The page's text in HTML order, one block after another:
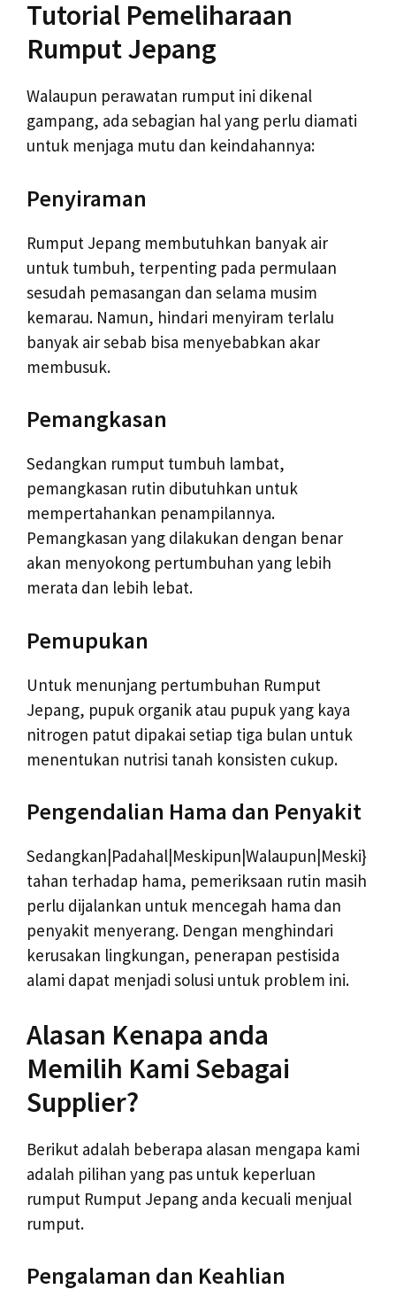
Tutorial Pemeliharaan
Rumput Jepang
Walaupun perawatan rumput ini dikenal
gampang, ada sebagian hal yang perlu diamati
untuk menjaga mutu dan keindahannya:
Penyiraman
Rumput Jepang membutuhkan banyak air
untuk tumbuh, terpenting pada permulaan
sesudah pemasangan dan selama musim
kemarau. Namun, hindari menyiram terlalu
banyak air sebab bisa menyebabkan akar
membusuk.
Pemangkasan
Sedangkan rumput tumbuh lambat,
pemangkasan rutin dibutuhkan untuk
mempertahankan penampilannya.
Pemangkasan yang dilakukan dengan benar
akan menyokong pertumbuhan yang lebih
merata dan lebih lebat.
Pemupukan
Untuk menunjang pertumbuhan Rumput
Jepang, pupuk organik atau pupuk yang kaya
nitrogen patut dipakai setiap tiga bulan untuk
menentukan nutrisi tanah konsisten cukup.
Pengendalian Hama dan Penyakit
Sedangkan|Padahal|Meskipun|Walaupun|Meski}
tahan terhadap hama, pemeriksaan rutin masih
perlu dijalankan untuk mencegah hama dan
penyakit menyerang. Dengan menghindari
kerusakan lingkungan, penerapan pestisida
alami dapat menjadi solusi untuk problem ini.
Alasan Kenapa anda
Memilih Kami Sebagai
Supplier?
Berikut adalah beberapa alasan mengapa kami
adalah pilihan yang pas untuk keperluan
rumput Rumput Jepang anda kecuali menjual
rumput.
Pengalaman dan Keahlian